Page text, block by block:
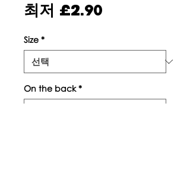
최저 £2.90
가
Size *
On the back *